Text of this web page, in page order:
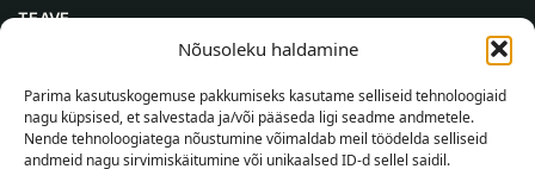
Nõusoleku haldamine
Parima kasutuskogemuse pakkumiseks kasutame selliseid tehnoloogiaid
nagu küpsised, et salvestada ja/või pääseda ligi seadme andmetele.
Nende tehnoloogiatega nõustumine võimaldab meil töödelda selliseid
andmeid nagu sirvimiskäitumine või unikaalsed ID-d sellel saidil.
TEAVE
Kontaktid
Abi